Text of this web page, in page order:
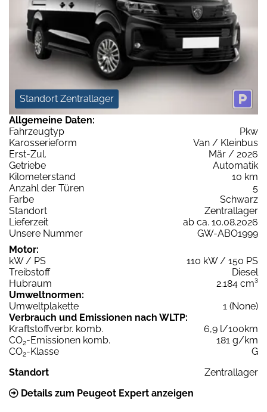
Standort Zentrallager
Allgemeine Daten:
Fahrzeugtyp
Pkw
Karosserieform
Van / Kleinbus
Erst-Zul.
Mär / 2026
Getriebe
Automatik
Kilometerstand
10 km
Anzahl der Türen
5
Farbe
Schwarz
Standort
Zentrallager
Lieferzeit
ab ca. 10.08.2026
Unsere Nummer
GW-ABO1999
Motor:
kW / PS
110 kW / 150 PS
Treibstoff
Diesel
Hubraum
2.184 cm³
Umweltnormen:
Umweltplakette
1 (None)
Verbrauch und Emissionen nach WLTP:
Kraftstoffverbr. komb.
6,9 l/100km
CO2-Emissionen komb.
181 g/km
CO2-Klasse
G
Standort
Zentrallager
Details zum Peugeot Expert anzeigen